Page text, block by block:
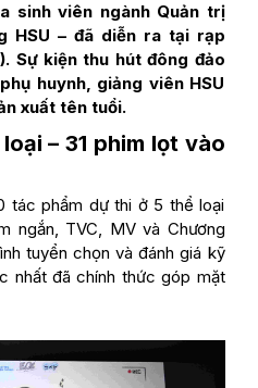
sinh viên ngành Quản trị
HSU – đã diễn ra tại rạp
Sự kiện thu hút đông đảo
huynh, giảng viên HSU
xuất tên tuổi.
– 31 phim lọt vào
tác phẩm dự thi ở 5 thể loại
ngắn, TVC, MV và Chương
tuyển chọn và đánh giá kỹ
nhất đã chính thức góp mặt